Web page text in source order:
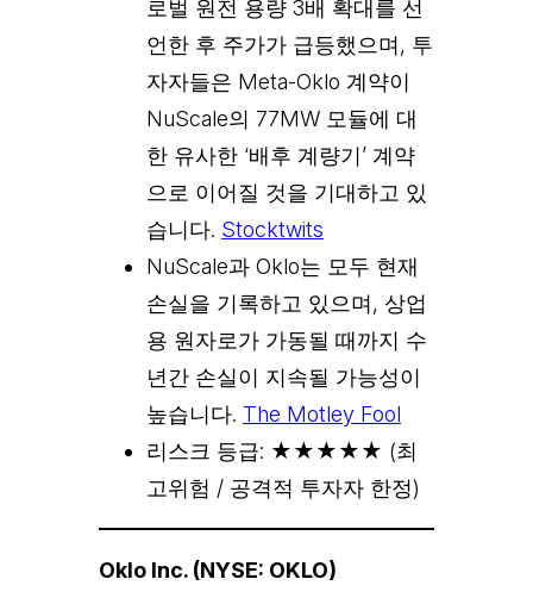
로벌 원전 용량 3배 확대를 선
언한 후 주가가 급등했으며, 투
자자들은 Meta-Oklo 계약이
NuScale의 77MW 모듈에 대
한 유사한 ‘배후 계량기’ 계약
으로 이어질 것을 기대하고 있
습니다. Stocktwits
NuScale과 Oklo는 모두 현재
손실을 기록하고 있으며, 상업
용 원자로가 가동될 때까지 수
년간 손실이 지속될 가능성이
높습니다. The Motley Fool
리스크 등급: ★★★★★ (최
고위험 / 공격적 투자자 한정)
Oklo Inc. (NYSE: OKLO)